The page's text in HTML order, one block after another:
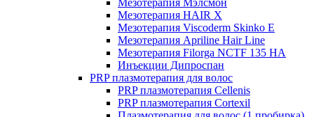
Мезотерапия Мэлсмон
Мезотерапия HAIR X
Мезотерапия Viscoderm Skinko E
Мезотерапия Apriline Hair Line
Мезотерапия Filorga NCTF 135 HA
Инъекции Дипроспан
PRP плазмотерапия для волос
PRP плазмотерапия Cellenis
PRP плазмотерапия Cortexil